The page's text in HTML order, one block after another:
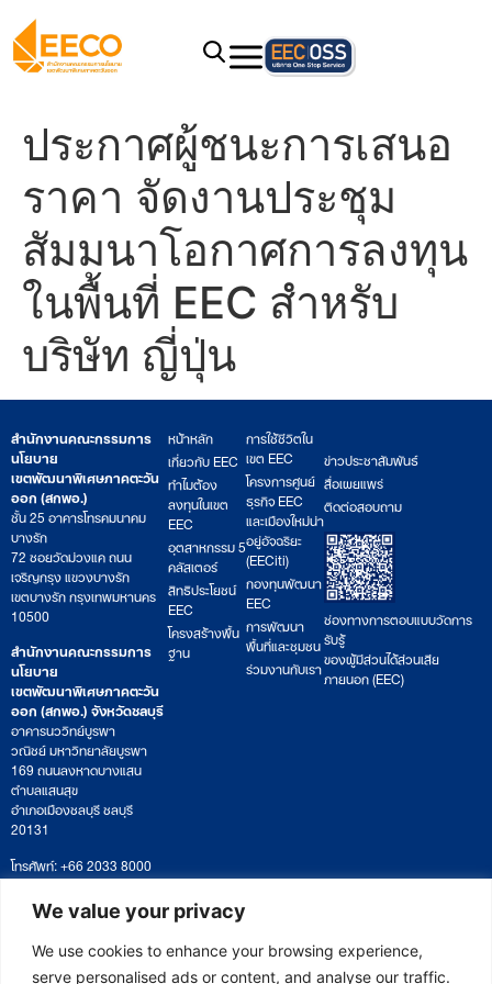
We value your privacy
We use cookies to enhance your browsing experience,
serve personalised ads or content, and analyse our traffic.
ประกาศผู้ชนะการเสนอ
ราคา จัดงานประชุม
สัมมนาโอกาศการลงทุน
ในพื้นที่ EEC สำหรับ
บริษัท ญี่ปุ่น
สำนักงานคณะกรรมการ
นโยบาย
เขตพัฒนาพิเศษภาคตะวัน
ออก (สกพอ.)
ชั้น 25 อาคารโทรคมนาคม
บางรัก
72 ซอยวัดม่วงแค ถนน
เจริญกรุง แขวงบางรัก
เขตบางรัก กรุงเทพมหานคร
10500
สำนักงานคณะกรรมการ
นโยบาย
เขตพัฒนาพิเศษภาคตะวัน
ออก (สกพอ.) จังหวัดชลบุรี
อาคารนววิทย์บูรพา
วณิชย์ มหาวิทยาลัยบูรพา
169 ถนนลงหาดบางแสน
ตำบลแสนสุข
อำเภอเมืองชลบุรี ชลบุรี
20131
โทรศัพท์: +66 2033 8000
เวลาทำการ: จันทร์ – ศุกร์
09:00 – 17:00 น.
ติดตามหนังสือหรือยื่นเอกสาร
saraban@eeco.or.th
หน้าหลัก
เกี่ยวกับ EEC
ทำไมต้อง
ลงทุนในเขต
EEC
อุตสาหกรรม 5
คลัสเตอร์
สิทธิประโยชน์
EEC
โครงสร้างพื้น
ฐาน
การใช้ชีวิตใน
เขต EEC
โครงการศูนย์
ธุรกิจ EEC
และเมืองใหม่น่า
อยู่อัจฉริยะ
(EECiti)
กองทุนพัฒนา
EEC
การพัฒนา
พื้นที่และชุมชน
ร่วมงานกับเรา
ข่าวประชาสัมพันธ์
สื่อเผยแพร่
ติดต่อสอบถาม
ช่องทางการตอบแบบวัดการ
รับรู้
ของผู้มีส่วนได้ส่วนเสีย
ภายนอก (EEC)